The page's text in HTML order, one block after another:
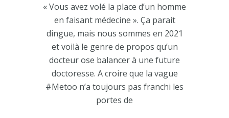
« Vous avez volé la place d’un homme
en faisant médecine ». Ça parait
dingue, mais nous sommes en 2021
et voilà le genre de propos qu’un
docteur ose balancer à une future
doctoresse. A croire que la vague
#Metoo n’a toujours pas franchi les
portes de